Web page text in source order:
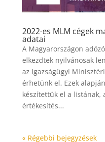
2022-es MLM cégek
adatai
A Magyarországon
elkezdtek nyilvánosak
az Igazságügyi
érhetünk el. Ezek
készítettük el a
értékesítés...
« Régebbi bejegyzések